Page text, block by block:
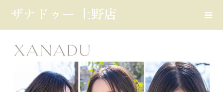
ザナドゥー 上野店